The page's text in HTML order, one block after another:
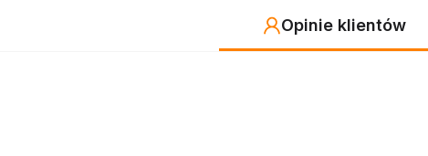
Opinie klientów